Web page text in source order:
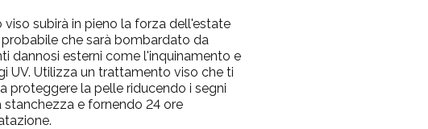
viso subirà in pieno la forza dell'estate
che sarà bombardato da
dannosi esterni come l'inquinamento e
UV. Utilizza un trattamento viso che ti
proteggere la pelle riducendo i segni
stanchezza e fornendo 24 ore